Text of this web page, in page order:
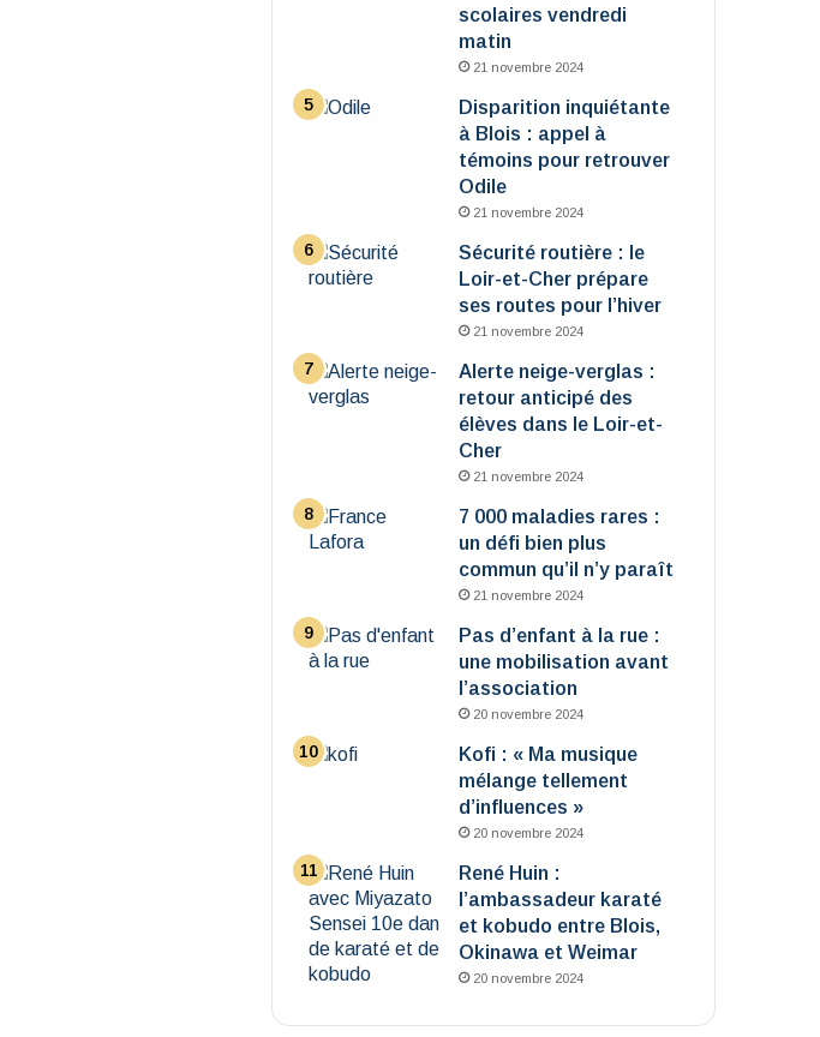
scolaires vendredi
matin
21 novembre 2024
Disparition inquiétante
à Blois : appel à
témoins pour retrouver
Odile
21 novembre 2024
Sécurité routière : le
Loir-et-Cher prépare
ses routes pour l’hiver
21 novembre 2024
Alerte neige-verglas :
retour anticipé des
élèves dans le Loir-et-
Cher
21 novembre 2024
7 000 maladies rares :
un défi bien plus
commun qu’il n’y paraît
21 novembre 2024
Pas d’enfant à la rue :
une mobilisation avant
l’association
20 novembre 2024
Kofi : « Ma musique
mélange tellement
d’influences »
20 novembre 2024
René Huin :
l’ambassadeur karaté
et kobudo entre Blois,
Okinawa et Weimar
20 novembre 2024